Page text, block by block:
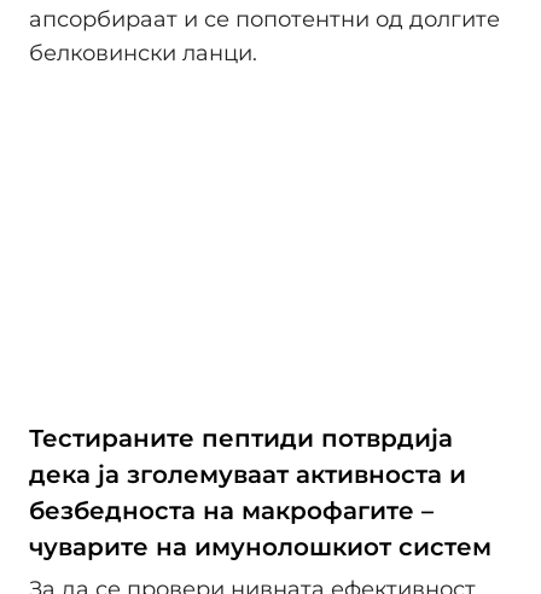
апсорбираат и се попотентни од долгите
белковински ланци.
Тестираните пептиди потврдија
дека ја зголемуваат активноста и
безбедноста на макрофагите –
чуварите на имунолошкиот систем